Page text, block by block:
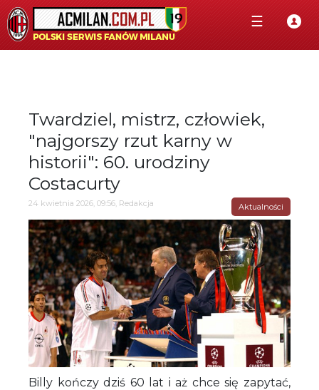
☰
Twardziel, mistrz, człowiek,
"najgorszy rzut karny w
historii": 60. urodziny
Costacurty
24 kwietnia 2026, 09:56, Redakcja Aktualności
Billy kończy dziś 60 lat i aż chce się zapytać,